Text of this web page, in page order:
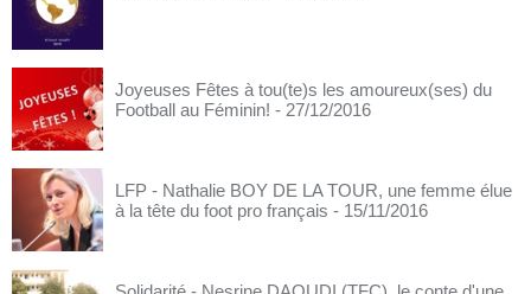
Joyeuses Fêtes à tou(te)s les amoureux(ses) du
Football au Féminin! - 27/12/2016
LFP - Nathalie BOY DE LA TOUR, une femme élue
à la tête du foot pro français - 15/11/2016